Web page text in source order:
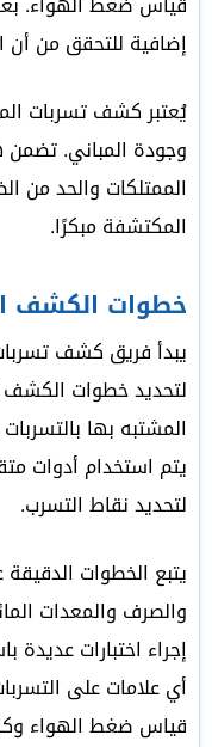
إضافية للتحقق من
يُعتبر كشف تسربات
وجودة المباني.
الممتلكات والحد من
المكتشفة مبكرًا.
خطوات الكشف
يبدأ فريق كشف
لتحديد خطوات
المشتبه بها
يتم استخدام أدوات
لتحديد نقاط التسرب.
يتبع الخطوات الدقيقة
والصرف والمعدات
إجراء اختبارات
أي علامات على
قياس ضغط الهواء